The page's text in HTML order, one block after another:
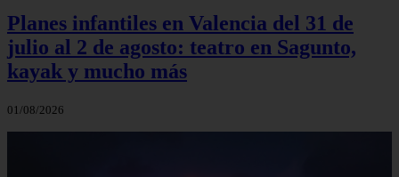
Planes infantiles en Valencia del 31 de
julio al 2 de agosto: teatro en Sagunto,
kayak y mucho más
01/08/2026